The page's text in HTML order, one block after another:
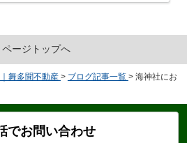
ページトップへ
舞多聞不動産 > ブログ記事一覧 > 海神社にお
でお問い合わせ